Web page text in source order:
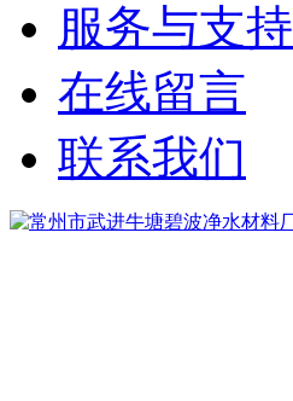
服务与支持
在线留言
联系我们